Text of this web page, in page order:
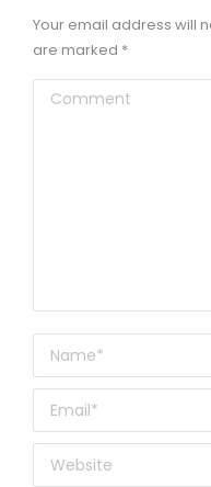
Your email address will
are marked *
Comment
Name *
Email *
Website